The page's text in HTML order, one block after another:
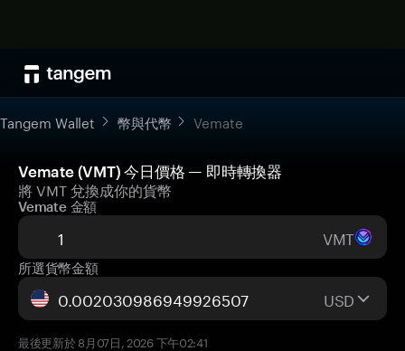
Tangem Wallet 幣與代幣 Vemate
Vemate (VMT) 今日價格 — 即時轉換器
將 VMT 兌換成你的貨幣
Vemate 金額
VMT
所選貨幣金額
USD
最後更新於 8月07日, 2026 下午02:41